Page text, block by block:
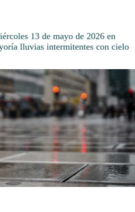
13 de mayo de 2026 en
lluvias intermitentes con cielo